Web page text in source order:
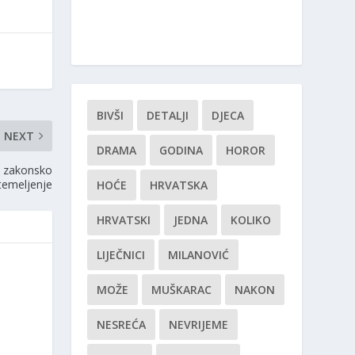
NEXT
BIVŠI DETALJI DJECA
DRAMA GODINA HOROR
HOĆE HRVATSKA
HRVATSKI JEDNA KOLIKO
LIJEČNICI MILANOVIĆ
MOŽE MUŠKARAC NAKON
NESREĆA NEVRIJEME